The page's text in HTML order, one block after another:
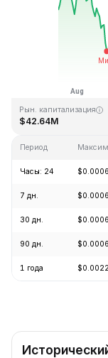
Последнее обновление:
Рын. капитализация
$42.64M
Период
Часы: 24
7 дн.
30 дн.
90 дн.
1 года